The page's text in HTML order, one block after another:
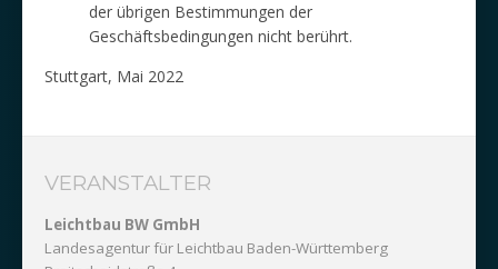
der übrigen Bestimmungen der
Geschäftsbedingungen nicht berührt.
Stuttgart, Mai 2022
VERANSTALTER
Leichtbau BW GmbH
Landesagentur für Leichtbau Baden-Württemberg